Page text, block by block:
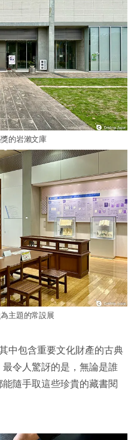
的岩瀨文庫
主題的常設展
中包含重要文化財產的古典
令人驚訝的是，無論是誰
能隨手取這些珍貴的藏書閱